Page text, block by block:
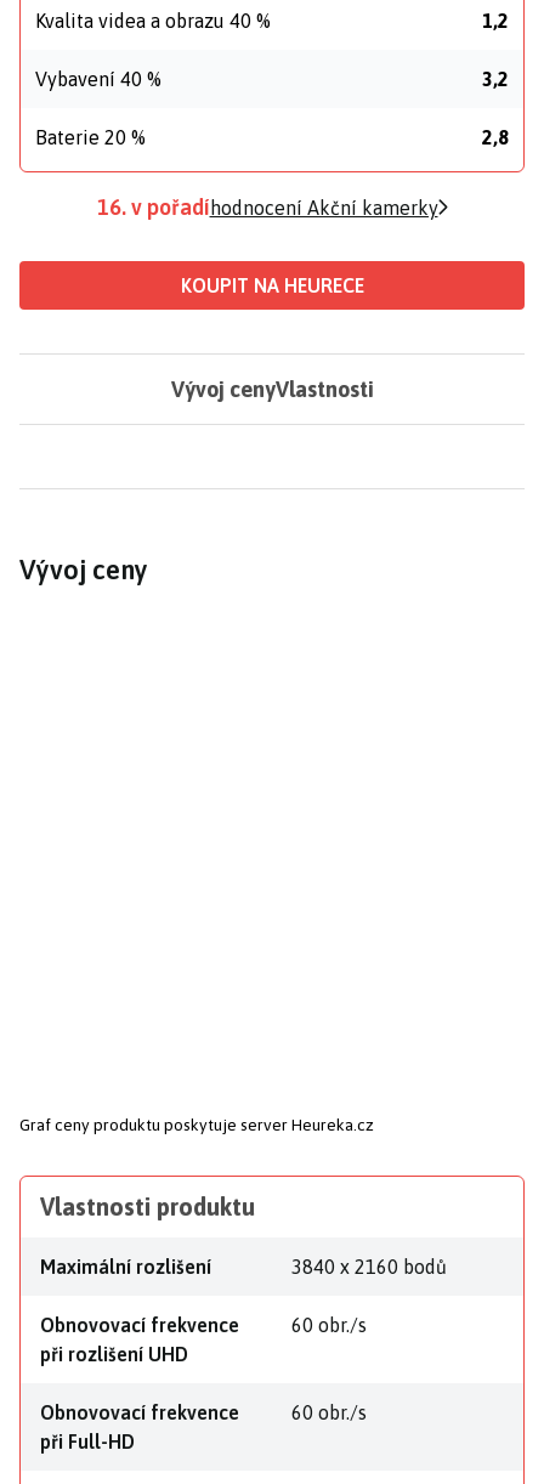
Kvalita videa a obrazu 40 % 1,2
Vybavení 40 % 3,2
Baterie 20 % 2,8
16. v pořadí hodnocení Akční kamerky
KOUPIT NA HEURECE
Vývoj cenyVlastnosti
Vývoj ceny
Graf ceny produktu poskytuje server Heureka.cz
Vlastnosti produktu
Maximální rozlišení 3840 x 2160 bodů
Obnovovací frekvence
při rozlišení UHD
60 obr./s
Obnovovací frekvence
při Full-HD
60 obr./s